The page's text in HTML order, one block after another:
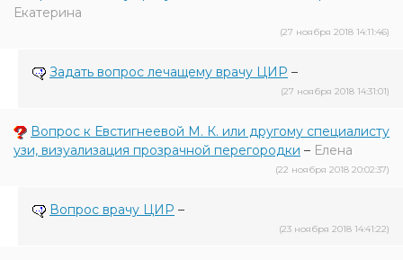
Екатерина
(27 ноября 2018 14:11:46)
Задать вопрос лечащему врачу ЦИР –
(27 ноября 2018 14:31:01)
Вопрос к Евстигнеевой М. К. или другому специалисту
узи, визуализация прозрачной перегородки – Елена
(22 ноября 2018 20:02:37)
Вопрос врачу ЦИР –
(23 ноября 2018 14:41:22)